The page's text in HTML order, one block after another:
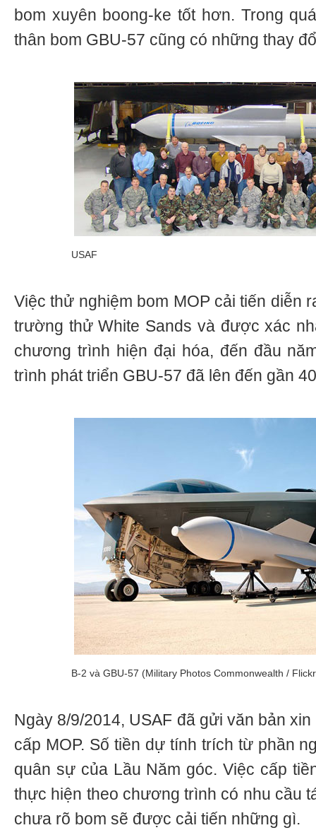
bom xuyên boong-ke tốt hơn. Trong
thân bom GBU-57 cũng có những thay
USAF
Việc thử nghiệm bom MOP cải tiến diễn
trường thử White Sands và được xác
chương trình hiện đại hóa, đến đầu
trình phát triển GBU-57 đã lên đến gần
B-2 và GBU-57 (Military Photos Commonwealth /
Ngày 8/9/2014, USAF đã gửi văn bản
cấp MOP. Số tiền dự tính trích từ phần
quân sự của Lầu Năm góc. Việc cấp
thực hiện theo chương trình có nhu cầu
chưa rõ bom sẽ được cải tiến những gì.